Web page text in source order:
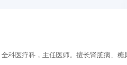
科医疗科，主任医师。擅长肾脏病、